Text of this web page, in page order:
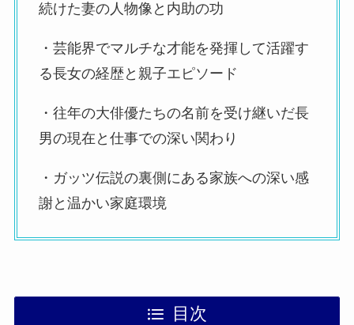
続けた妻の人物像と内助の功
・芸能界でマルチな才能を発揮して活躍す
る長女の経歴と親子エピソード
・往年の大俳優たちの名前を受け継いだ長
男の現在と仕事での深い関わり
・ガッツ伝説の裏側にある家族への深い感
謝と温かい家庭環境
目次